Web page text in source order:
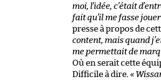
moi, l’idée, c’était
fait qu’il me fasse
presse à propos de
content, mais quand
me permettait de
Où en serait cette
Difficile à dire. «